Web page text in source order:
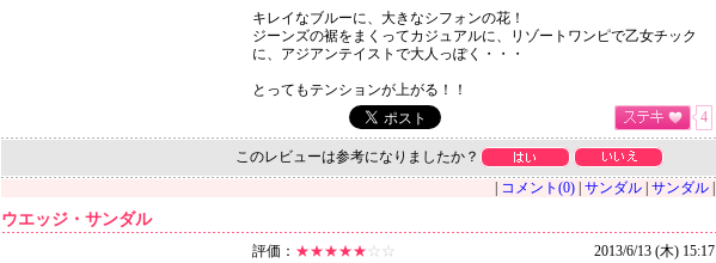
キレイなブルーに、大きなシフォンの花！
ジーンズの裾をまくってカジュアルに、リゾートワンピで乙女チック
に、アジアンテイストで大人っぽく・・・
とってもテンションが上がる！！
4
このレビューは参考になりましたか？
コメント(0) サンダル サンダル
ウエッジ・サンダル
評価： ★★★★★ ☆☆
2013/6/13 (木) 15:17